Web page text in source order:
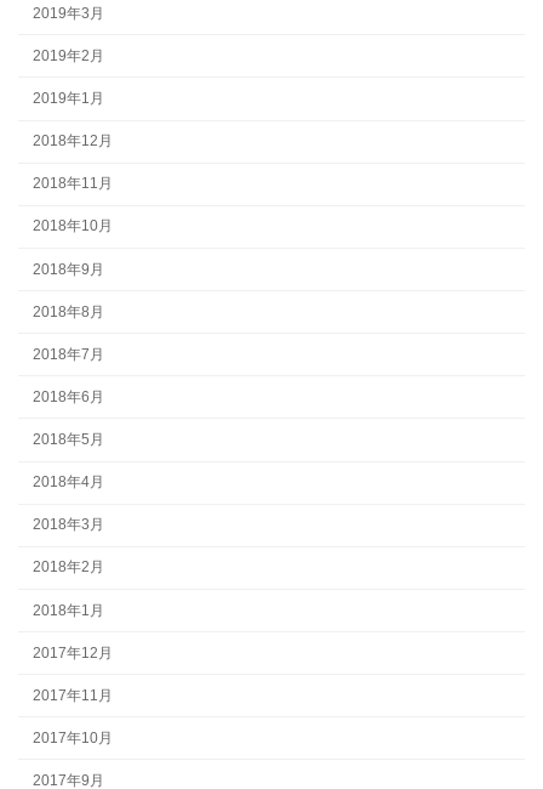
2019年3月
2019年2月
2019年1月
2018年12月
2018年11月
2018年10月
2018年9月
2018年8月
2018年7月
2018年6月
2018年5月
2018年4月
2018年3月
2018年2月
2018年1月
2017年12月
2017年11月
2017年10月
2017年9月